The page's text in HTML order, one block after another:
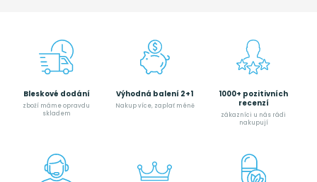
Bleskové dodání
zboží máme opravdu
skladem
Výhodná balení 2+1
Nakup více, zaplať méně
1000+ pozitivních
recenzí
zákazníci u nás rádi
nakupují